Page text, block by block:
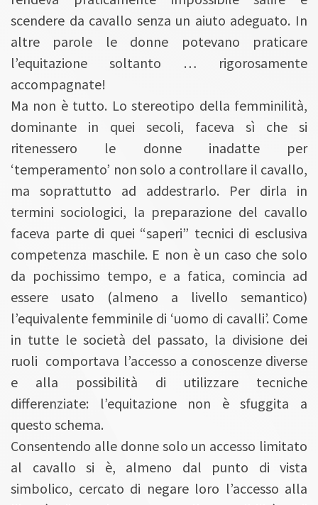
scendere da cavallo senza un aiuto adeguato. In
altre parole le donne potevano praticare
l’equitazione soltanto … rigorosamente
accompagnate!
Ma non è tutto. Lo stereotipo della femminilità,
dominante in quei secoli, faceva sì che si
ritenessero le donne inadatte per
‘temperamento’ non solo a controllare il cavallo,
ma soprattutto ad addestrarlo. Per dirla in
termini sociologici, la preparazione del cavallo
faceva parte di quei “saperi” tecnici di esclusiva
competenza maschile. E non è un caso che solo
da pochissimo tempo, e a fatica, comincia ad
essere usato (almeno a livello semantico)
l’equivalente femminile di ‘uomo di cavalli’. Come
in tutte le società del passato, la divisione dei
ruoli comportava l’accesso a conoscenze diverse
e alla possibilità di utilizzare tecniche
differenziate: l’equitazione non è sfuggita a
questo schema.
Consentendo alle donne solo un accesso limitato
al cavallo si è, almeno dal punto di vista
simbolico, cercato di negare loro l’accesso alla